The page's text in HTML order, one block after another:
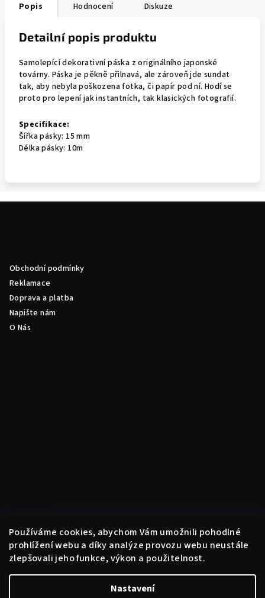
Používáme cookies, abychom Vám umožnili pohodlné
prohlížení webu a díky analýze provozu webu neustále
zlepšovali jeho funkce, výkon a použitelnost.
Nastavení
Popis Hodnocení Diskuze
Detailní popis produktu
Samolepící dekorativní páska z originálního japonské
továrny. Páska je pěkně přilnavá, ale zároveň jde sundat
tak, aby nebyla poškozena fotka, či papír pod ní. Hodí se
proto pro lepení jak instantních, tak klasických fotografií.
Specifikace:
Šířka pásky: 15 mm
Délka pásky: 10m
Obchodní podmínky
Reklamace
Doprava a platba
Napište nám
O Nás
obchod@instantne.cz
+420 720 025 433